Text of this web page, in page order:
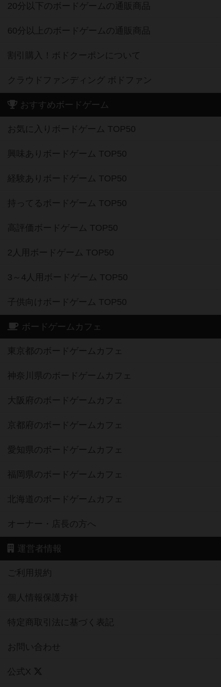
20分以下のボードゲームの通販商品
60分以上のボードゲームの通販商品
割引購入！ボドクーポンについて
クラウドファンディング ボドファン
おすすめボードゲーム
お気に入りボードゲーム TOP50
興味ありボードゲーム TOP50
経験ありボードゲーム TOP50
持ってるボードゲーム TOP50
高評価ボードゲーム TOP50
2人用ボードゲーム TOP50
3～4人用ボードゲーム TOP50
子供向けボードゲーム TOP50
ボードゲームカフェ
東京都のボードゲームカフェ
神奈川県のボードゲームカフェ
大阪府のボードゲームカフェ
京都府のボードゲームカフェ
愛知県のボードゲームカフェ
福岡県のボードゲームカフェ
北海道のボードゲームカフェ
オーナー・店長の方へ
運営者情報
ご利用規約
個人情報保護方針
特定商取引法に基づく表記
お問い合わせ
公式X